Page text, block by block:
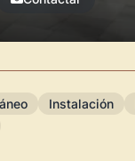
Instalación